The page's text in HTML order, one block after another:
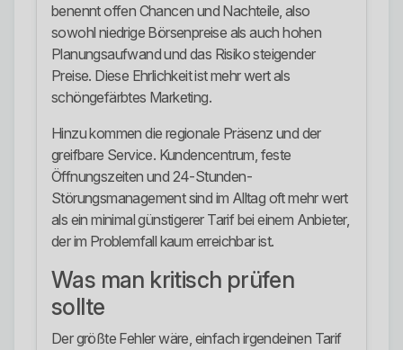
benennt offen Chancen und Nachteile, also
sowohl niedrige Börsenpreise als auch hohen
Planungsaufwand und das Risiko steigender
Preise. Diese Ehrlichkeit ist mehr wert als
schöngefärbtes Marketing.
Hinzu kommen die regionale Präsenz und der
greifbare Service. Kundencentrum, feste
Öffnungszeiten und 24-Stunden-
Störungsmanagement sind im Alltag oft mehr wert
als ein minimal günstigerer Tarif bei einem Anbieter,
der im Problemfall kaum erreichbar ist.
Was man kritisch prüfen
sollte
Der größte Fehler wäre, einfach irgendeinen Tarif